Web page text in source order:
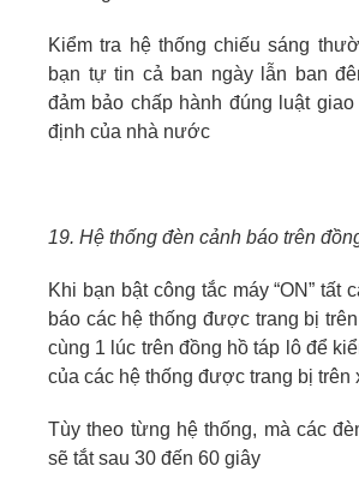
Kiểm tra hệ thống chiếu sáng
bạn tự tin cả ban ngày lẫn ban
đảm bảo chấp hành đúng luật
định của nhà nước
19. Hệ thống đèn cảnh báo trên
Khi bạn bật công tắc máy “ON” tất
báo các hệ thống được trang bị
cùng 1 lúc trên đồng hồ táp lô để
của các hệ thống được trang bị trên
Tùy theo từng hệ thống, mà các
sẽ tắt sau 30 đến 60 giây